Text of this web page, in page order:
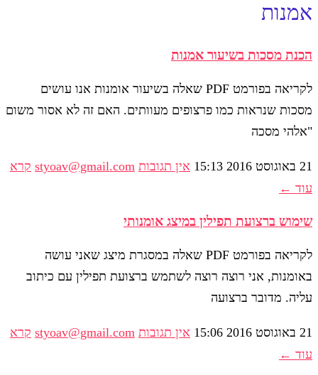
אמנות
הכנת מסכות בשיעור אמנות
לקריאה בפורמט PDF שאלה בשיעור אומנות אנו עושים
מסכות שנראות כמו פרצופים מעוותים. האם זה לא אסור משום
"אלהי מסכה
21 באוגוסט 2016 15:13 אין תגובות styoav@gmail.com קרא
עוד ←
שימוש ברצועת תפילין במיצג אומנותי
לקריאה בפורמט PDF שאלה במסגרת מיצג שאני עושה
באומנות, אני רוצה רוצה לשתמש ברצועת תפילין עם כיתוב
עליה. מדובר ברצועה
21 באוגוסט 2016 15:06 אין תגובות styoav@gmail.com קרא
עוד ←